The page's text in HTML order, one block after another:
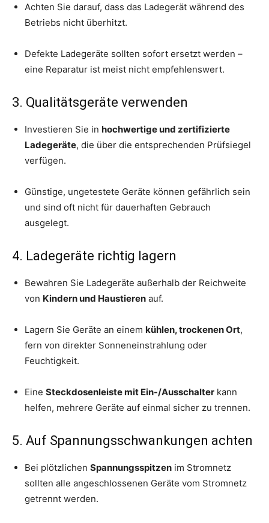
Achten Sie darauf, dass das Ladegerät während des
Betriebs nicht überhitzt.
Defekte Ladegeräte sollten sofort ersetzt werden –
eine Reparatur ist meist nicht empfehlenswert.
3. Qualitätsgeräte verwenden
Investieren Sie in hochwertige und zertifizierte
Ladegeräte, die über die entsprechenden Prüfsiegel
verfügen.
Günstige, ungetestete Geräte können gefährlich sein
und sind oft nicht für dauerhaften Gebrauch
ausgelegt.
4. Ladegeräte richtig lagern
Bewahren Sie Ladegeräte außerhalb der Reichweite
von Kindern und Haustieren auf.
Lagern Sie Geräte an einem kühlen, trockenen Ort,
fern von direkter Sonneneinstrahlung oder
Feuchtigkeit.
Eine Steckdosenleiste mit Ein-/Ausschalter kann
helfen, mehrere Geräte auf einmal sicher zu trennen.
5. Auf Spannungsschwankungen achten
Bei plötzlichen Spannungsspitzen im Stromnetz
sollten alle angeschlossenen Geräte vom Stromnetz
getrennt werden.